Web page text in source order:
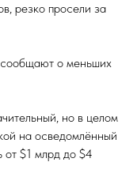
резко просели за
о меньших
но в целом
на осведомлённый
от $1 млрд до $4